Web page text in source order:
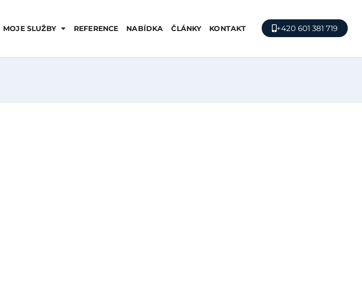
MOJE SLUŽBY REFERENCE NABÍDKA ČLÁNKY KONTAKT +420 601 381 719